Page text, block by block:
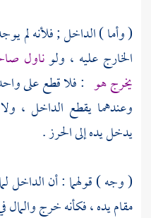
( وأما ) الداخل ; فلأنه لم
الخارج عليه ، ولوناول
يخرج هو : فلا قطع على
وعندهما يقطع الداخل ،
يدخل يده إلى الحرز .
( وجه ) قولهما : أن الداخل
مقام يده ، فكأنه خرج والمال